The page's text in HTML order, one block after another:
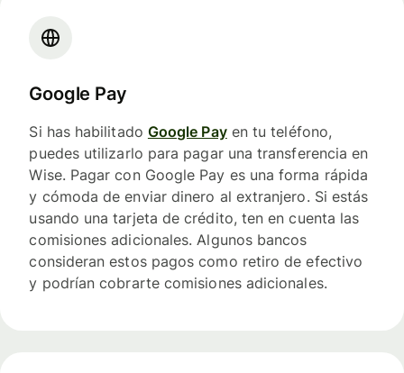
Google Pay
Si has habilitado Google Payen tu teléfono,
puedes utilizarlo para pagar una transferencia en
Wise. Pagar con Google Pay es una forma rápida
y cómoda de enviar dinero al extranjero. Si estás
usando una tarjeta de crédito, ten en cuenta las
comisiones adicionales. Algunos bancos
consideran estos pagos como retiro de efectivo
y podrían cobrarte comisiones adicionales.